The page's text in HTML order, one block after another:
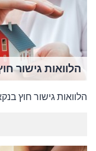
הלוואות גישור
הלוואות גישור חוץ